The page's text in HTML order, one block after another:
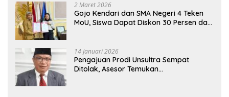
2 Maret 2026
Gojo Kendari dan SMA Negeri 4 Teken
MoU, Siswa Dapat Diskon 30 Persen dan
14 Januari 2026
Pengajuan Prodi Unsultra Sempat
Ditolak, Asesor Temukan